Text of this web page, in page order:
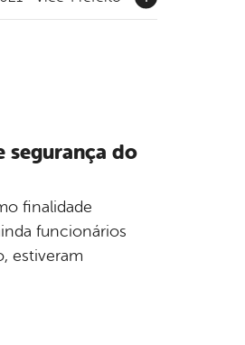
segurança do
finalidade
funcionários
estiveram